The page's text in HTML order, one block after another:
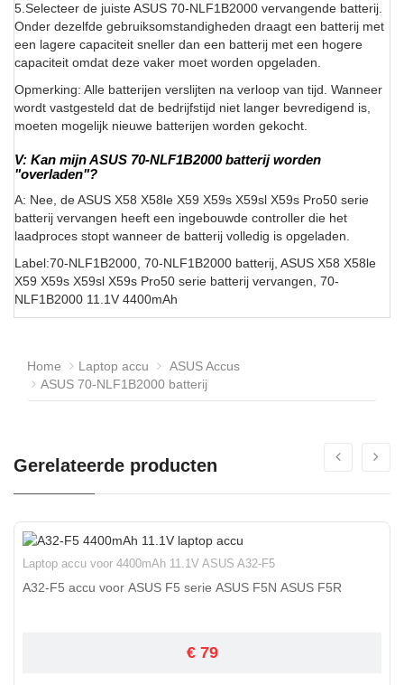
5.Selecteer de juiste ASUS 70-NLF1B2000 vervangende batterij.
Onder dezelfde gebruiksomstandigheden draagt een batterij met
een lagere capaciteit sneller dan een batterij met een hogere
capaciteit omdat deze vaker moet worden opgeladen.
Opmerking: Alle batterijen verslijten na verloop van tijd. Wanneer
wordt vastgesteld dat de bedrijfstijd niet langer bevredigend is,
moeten mogelijk nieuwe batterijen worden gekocht.
V: Kan mijn ASUS 70-NLF1B2000 batterij worden
"overladen"?
A: Nee, de ASUS X58 X58le X59 X59s X59sl X59s Pro50 serie
batterij vervangen heeft een ingebouwde controller die het
laadproces stopt wanneer de batterij volledig is opgeladen.
Label:70-NLF1B2000, 70-NLF1B2000 batterij, ASUS X58 X58le
X59 X59s X59sl X59s Pro50 serie batterij vervangen, 70-
NLF1B2000 11.1V 4400mAh
Home Laptop accu
ASUS Accus
ASUS 70-NLF1B2000 batterij
Gerelateerde producten
Laptop accu voor 4400mAh 11.1V ASUS A32-F5
A32-F5 accu voor ASUS F5 serie ASUS F5N ASUS F5R
€ 79